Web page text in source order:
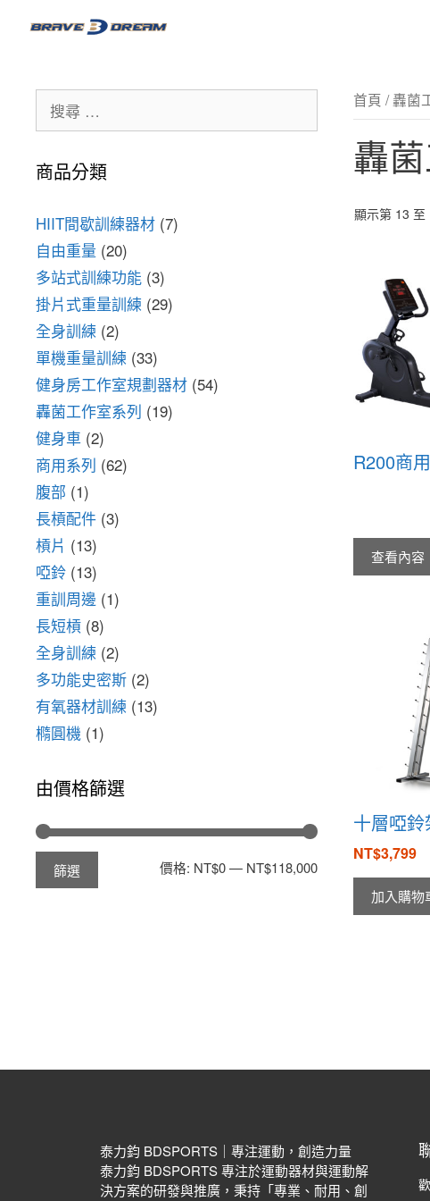
首頁 /轟菌
轟
顯示第 13
R200商
查看內容
十層啞鈴
NT$3,799
加入購物
商品分類
HIIT間歇訓練器材 (7)
自由重量 (20)
多站式訓練功能 (3)
掛片式重量訓練 (29)
全身訓練 (2)
單機重量訓練 (33)
健身房工作室規劃器材 (54)
轟菌工作室系列 (19)
健身車 (2)
商用系列 (62)
腹部 (1)
長槓配件 (3)
槓片 (13)
啞鈴 (13)
重訓周邊 (1)
長短槓 (8)
全身訓練 (2)
多功能史密斯 (2)
有氧器材訓練 (13)
橢圓機 (1)
由價格篩選
篩選 價格: NT$0— NT$118,000
泰力鈞 BDSPORTS｜專注運動，創造力量
泰力鈞 BDSPORTS 專注於運動器材與運動解
決方案的研發與推廣，秉持「專業、耐用、創